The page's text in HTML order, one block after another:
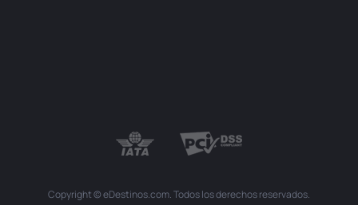
Copyright © eDestinos.com. Todos los derechos reservados.